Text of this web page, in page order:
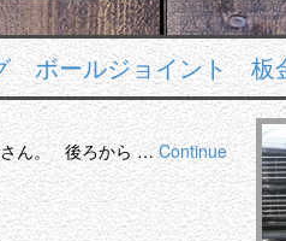
ボールジョイント
さん。 後ろから …Continue